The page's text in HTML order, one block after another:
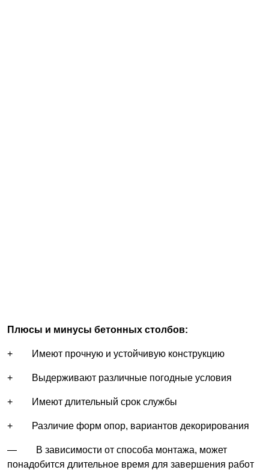
Плюсы и минусы бетонных столбов:
+ Имеют прочную и устойчивую конструкцию
+ Выдерживают различные погодные условия
+ Имеют длительный срок службы
+ Различие форм опор, вариантов декорирования
— В зависимости от способа монтажа, может
понадобится длительное время для завершения работ